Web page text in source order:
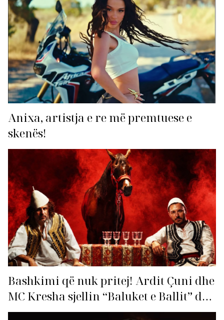
Anixa, artistja e re më premtuese e
skenës!
Bashkimi që nuk pritej! Ardit Çuni dhe
MC Kresha sjellin “Baluket e Ballit” dhe
ndezin rrjetin!